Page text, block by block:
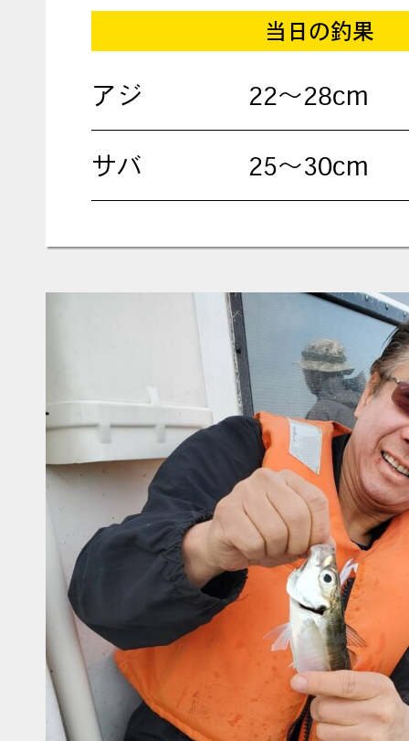
当日の釣果
アジ 22～28cm
サバ 25～30cm